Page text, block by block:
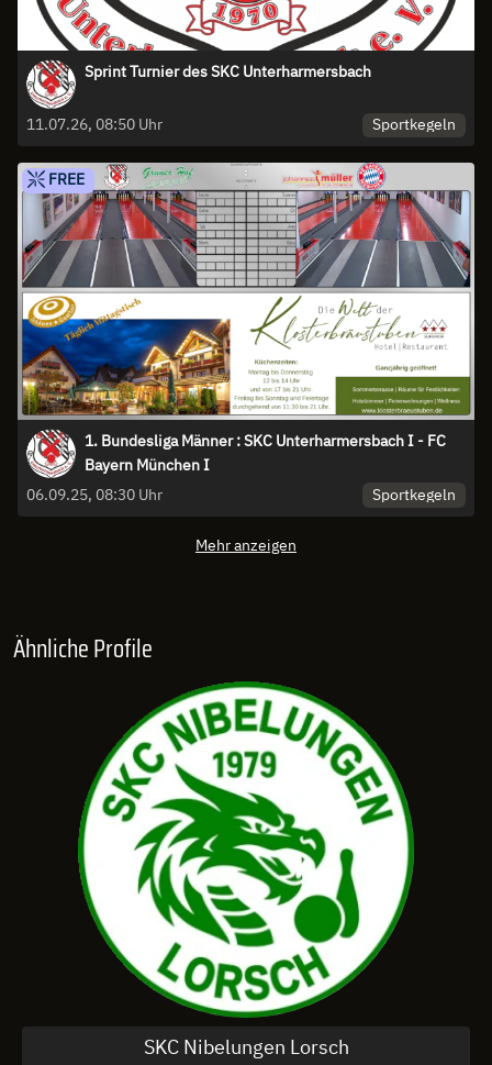
Sprint Turnier des SKC Unterharmersbach
11.07.26, 08:50 Uhr Sportkegeln
FREE
1. Bundesliga Männer : SKC Unterharmersbach I - FC
Bayern München I
06.09.25, 08:30 Uhr
Sportkegeln
Mehr anzeigen
Ähnliche Profile
SKC Nibelungen Lorsch